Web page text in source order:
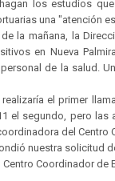
los estudios
una "atención
la mañana, la
en Nueva
de la salud.
el primer
el segundo, pero
del Centro
nuestra solicitud
Centro Coordinador de